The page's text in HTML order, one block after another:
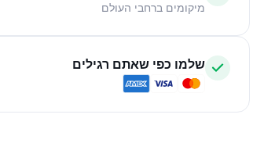
מיקומים ברחבי העולם
שלמו כפי שאתם רגילים